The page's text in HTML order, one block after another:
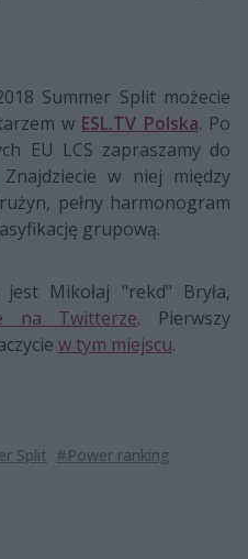
Summer Split możecie
w ESL.TV Polska. Po
EU LCS zapraszamy do
w niej między
pełny harmonogram
grupową.
Mikołaj "rekd" Bryła,
na Twitterze. Pierwszy
w tym miejscu.
Split #Power ranking